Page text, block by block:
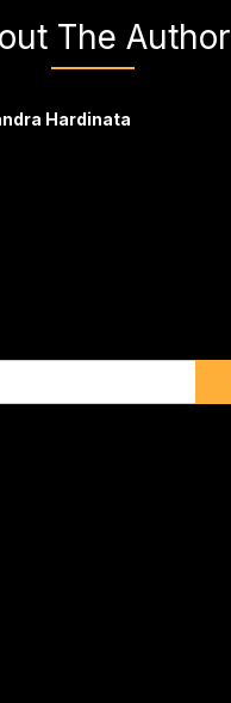
The Author
Hardinata